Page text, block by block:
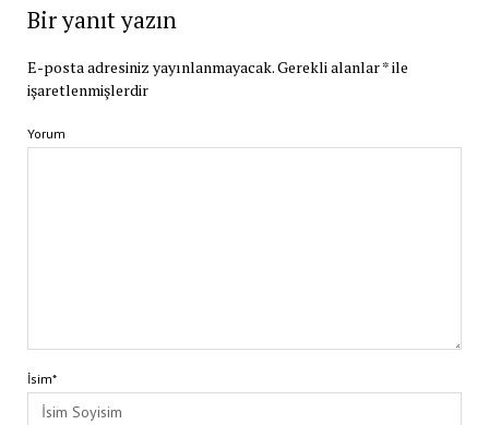
Bir yanıt yazın
E-posta adresiniz yayınlanmayacak.Gerekli alanlar*ile
işaretlenmişlerdir
Yorum
İsim*